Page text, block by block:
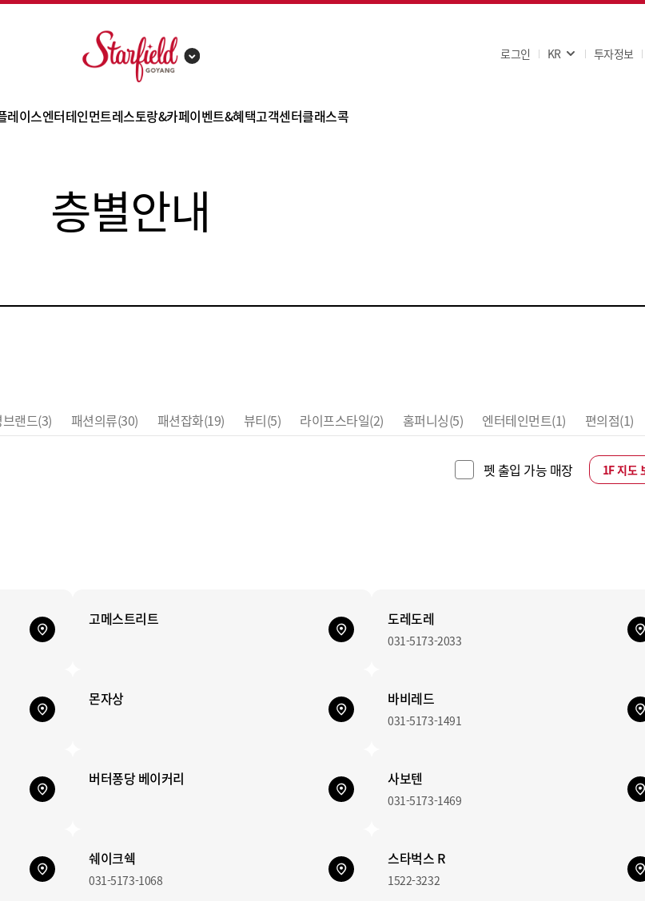
레이스
팩토리 스토어
엔터테인먼트
스몹
메가박스
펫파크
레스토랑&카페
잇토피아
PK키친
이벤트&혜택
사은행사
고객센터클래스콕
로그인 KR 투자정보
층별안내
랜드(3) 패션의류(30) 패션잡화(19) 뷰티(5) 라이프스타일(2) 홈퍼니싱(5) 엔터테인먼트(1) 편의점(1)
펫 출입 가능 매장
체크하면
1F 지도
고메스트리트 도레도레
031-5173-2033
몬자상 바비레드
031-5173-1491
버터퐁당 베이커리 사보텐
031-5173-1469
쉐이크쉑
031-5173-1068
스타벅스 R
1522-3232